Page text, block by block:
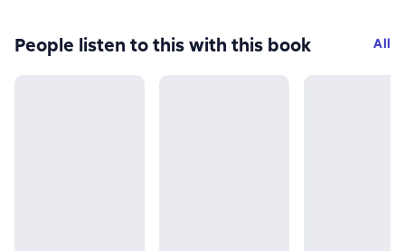
People listen to this with this book All